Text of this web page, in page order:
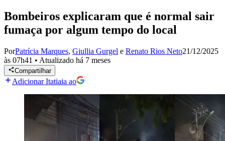
Bombeiros explicaram que é normal sair
fumaça por algum tempo do local
PorPatrícia Marques, Giullia Gurgel e Renato Rios Neto21/12/2025
às 07h41 • Atualizado há 7 meses
Compartilhar
Adicionar Itatiaia ao